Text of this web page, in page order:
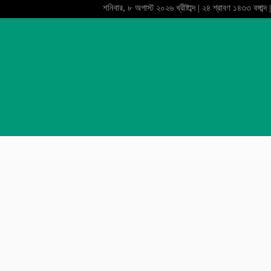
শনিবার, ৮ অগাস্ট ২০২৬ খ্রীষ্টাব্দ | ২৪ শ্রাবণ ১৪৩৩ বঙ্গাব্দ |